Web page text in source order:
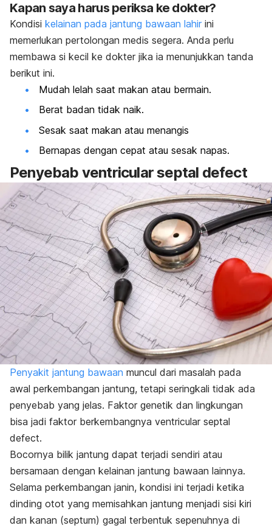
Kapan saya harus periksa ke dokter?
Kondisi kelainan pada jantung bawaan lahir ini
memerlukan pertolongan medis segera. Anda perlu
membawa si kecil ke dokter jika ia menunjukkan tanda
berikut ini.
Mudah lelah saat makan atau bermain.
Berat badan tidak naik.
Sesak saat makan atau menangis
Bernapas dengan cepat atau sesak napas.
Penyebab ventricular septal defect
Penyakit jantung bawaan muncul dari masalah pada
awal perkembangan jantung, tetapi seringkali tidak ada
penyebab yang jelas. Faktor genetik dan lingkungan
bisa jadi faktor berkembangnya ventricular septal
defect.
Bocornya bilik jantung dapat terjadi sendiri atau
bersamaan dengan kelainan jantung bawaan lainnya.
Selama perkembangan janin, kondisi ini terjadi ketika
dinding otot yang memisahkan jantung menjadi sisi kiri
dan kanan (septum) gagal terbentuk sepenuhnya di